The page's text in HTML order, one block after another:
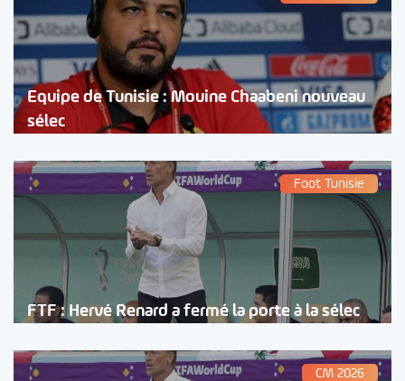
Equipe de Tunisie : Mouine Chaabeni nouveau
sélec
Foot Tunisie
FTF : Hervé Renard a fermé la porte à la sélec
CM 2026